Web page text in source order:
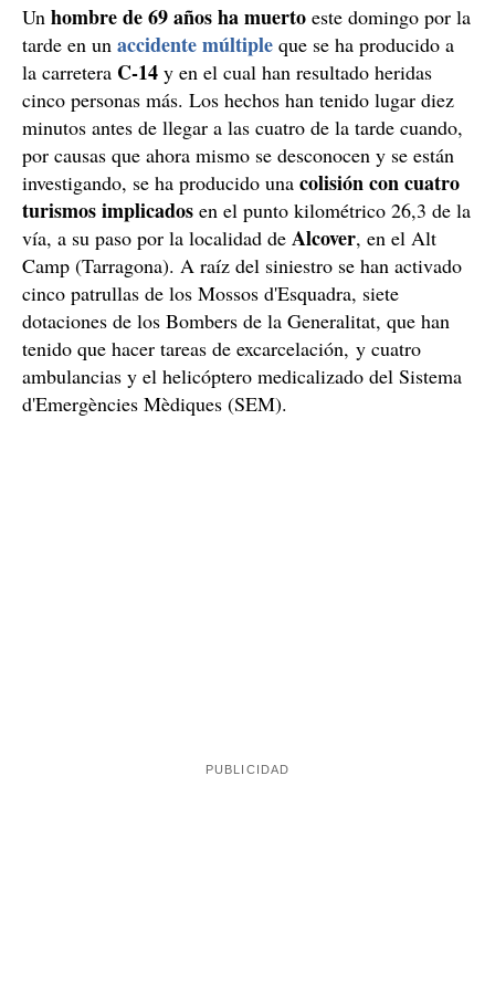
Un hombre de 69 años ha muerto este domingo por la
tarde en un accidente múltiple que se ha producido a
la carretera C-14 y en el cual han resultado heridas
cinco personas más. Los hechos han tenido lugar diez
minutos antes de llegar a las cuatro de la tarde cuando,
por causas que ahora mismo se desconocen y se están
investigando, se ha producido una colisión con cuatro
turismos implicados en el punto kilométrico 26,3 de la
vía, a su paso por la localidad de Alcover, en el Alt
Camp (Tarragona). A raíz del siniestro se han activado
cinco patrullas de los Mossos d'Esquadra, siete
dotaciones de los Bombers de la Generalitat, que han
tenido que hacer tareas de excarcelación, y cuatro
ambulancias y el helicóptero medicalizado del Sistema
d'Emergències Mèdiques (SEM).